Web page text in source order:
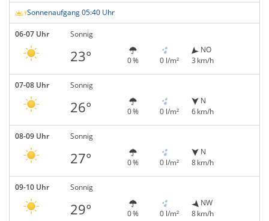
Sonnenaufgang 05:40 Uhr
06-07 Uhr Sonnig
23° 0 % 0 l/m²
NO
3 km/h
07-08 Uhr Sonnig
26° 0 % 0 l/m²
N
6 km/h
08-09 Uhr Sonnig
27° 0 % 0 l/m²
N
8 km/h
09-10 Uhr Sonnig
29° 0 % 0 l/m²
NW
8 km/h